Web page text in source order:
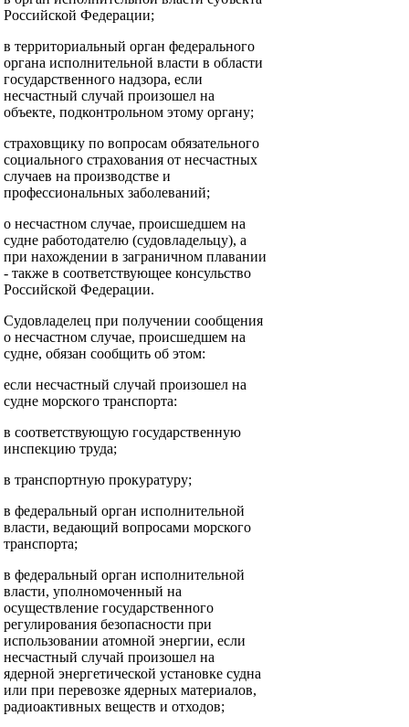
Российской Федерации;
в территориальный орган федерального
органа исполнительной власти в области
государственного надзора, если
несчастный случай произошел на
объекте, подконтрольном этому органу;
страховщику по вопросам обязательного
социального страхования от несчастных
случаев на производстве и
профессиональных заболеваний;
о несчастном случае, происшедшем на
судне работодателю (судовладельцу), а
при нахождении в заграничном плавании
- также в соответствующее консульство
Российской Федерации.
Судовладелец при получении сообщения
о несчастном случае, происшедшем на
судне, обязан сообщить об этом:
если несчастный случай произошел на
судне морского транспорта:
в соответствующую государственную
инспекцию труда;
в транспортную прокуратуру;
в федеральный орган исполнительной
власти, ведающий вопросами морского
транспорта;
в федеральный орган исполнительной
власти, уполномоченный на
осуществление государственного
регулирования безопасности при
использовании атомной энергии, если
несчастный случай произошел на
ядерной энергетической установке судна
или при перевозке ядерных материалов,
радиоактивных веществ и отходов;